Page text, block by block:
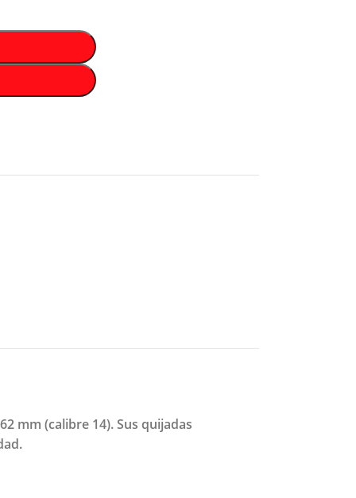
mm (calibre 14). Sus quijadas